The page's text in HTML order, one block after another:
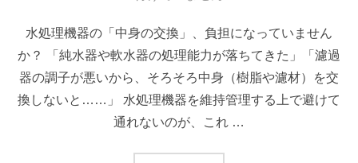
水処理機器の「中身の交換」、負担になっていません
か？ 「純水器や軟水器の処理能力が落ちてきた」「濾過
器の調子が悪いから、そろそろ中身（樹脂や濾材）を交
換しないと……」 水処理機器を維持管理する上で避けて
通れないのが、これ …